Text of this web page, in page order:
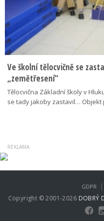
Ve školní tělocvičně se
„zemětřesení“
Tělocvična Základní školy v
se tady jakoby zastavil…
Copyright © 2001-2026 DOBRÝ
GDPR |